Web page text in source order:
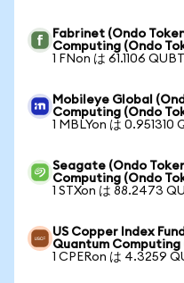
Fabrinet (Ondo
Computing (Ondo
1 FNon は 61.1106
Mobileye Global
Computing (Ondo
1 MBLYon は 0.951310
Seagate (Ondo
Computing (Ondo
1 STXon は 88.2473
US Copper Index
Quantum Computing
1 CPERon は 4.3259